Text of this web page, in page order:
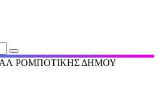
ΡΟΜΠΟΤΙΚΗΣ ΔΗΜΟΥ